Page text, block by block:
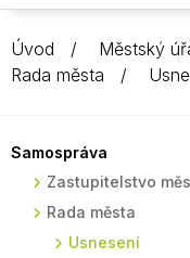
Úvod Městský
Rada města
Samospráva
Zastupitelstvo
Rada města
Usnesení